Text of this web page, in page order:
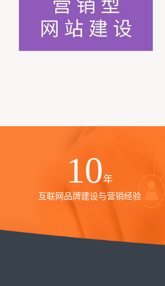
10年
互联网品牌建设与营销经验